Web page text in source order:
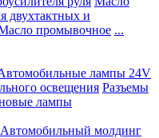
двухтактных и
промывочное ...
лампы 24V
освещения Разъемы
лампы
Автомобильный молдинг